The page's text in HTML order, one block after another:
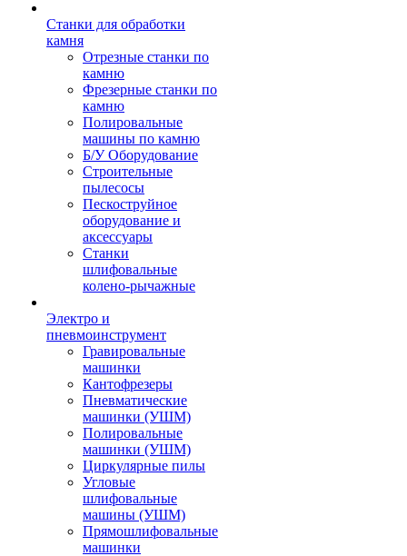
Станки для обработки
камня
Отрезные станки по
камню
Фрезерные станки по
камню
Полировальные
машины по камню
Б/У Оборудование
Строительные
пылесосы
Пескоструйное
оборудование и
аксессуары
Станки
шлифовальные
колено-рычажные
Электро и
пневмоинструмент
Гравировальные
машинки
Кантофрезеры
Пневматические
машинки (УШМ)
Полировальные
машинки (УШМ)
Циркулярные пилы
Угловые
шлифовальные
машины (УШМ)
Прямошлифовальные
машинки